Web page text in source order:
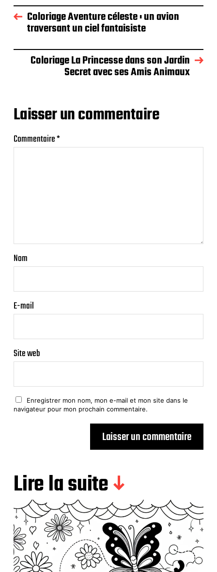
Coloriage Aventure céleste : un avion
traversant un ciel fantaisiste
Coloriage La Princesse dans son Jardin
Secret avec ses Amis Animaux
Laisser un commentaire
Commentaire*
Nom
E-mail
Site web
Enregistrer mon nom, mon e-mail et mon site dans le
navigateur pour mon prochain commentaire.
Lire la suite